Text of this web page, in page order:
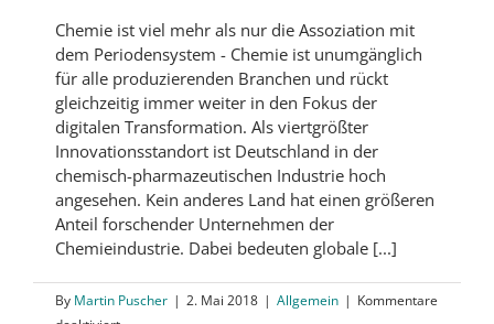
Chemie ist viel mehr als nur die Assoziation mit
dem Periodensystem - Chemie ist unumgänglich
für alle produzierenden Branchen und rückt
gleichzeitig immer weiter in den Fokus der
digitalen Transformation. Als viertgrößter
Innovationsstandort ist Deutschland in der
chemisch-pharmazeutischen Industrie hoch
angesehen. Kein anderes Land hat einen größeren
Anteil forschender Unternehmen der
Chemieindustrie. Dabei bedeuten globale [...]
By Martin Puscher | 2. Mai 2018 | Allgemein | Kommentare